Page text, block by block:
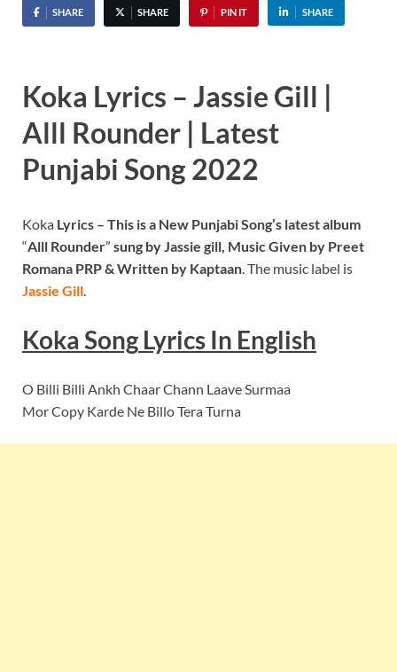
SHARE SHARE PIN IT SHARE
Koka Lyrics – Jassie Gill |
Alll Rounder | Latest
Punjabi Song 2022
Koka Lyrics – This is a New Punjabi Song’s latest album
“Alll Rounder” sung by Jassie gill, Music Given by Preet
Romana PRP & Written by Kaptaan. The music label is
Jassie Gill.
Koka SongLyrics In English
O Billi Billi Ankh Chaar Chann Laave Surmaa
Mor Copy Karde Ne Billo Tera Turna